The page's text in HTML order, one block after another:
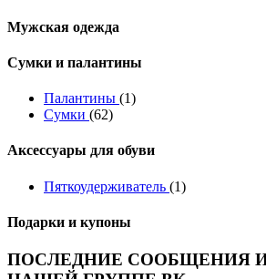
Мужская одежда
Сумки и палантины
Палантины (1)
Сумки (62)
Аксессуары для обуви
Пяткоудерживатель (1)
Подарки и купоны
ПОСЛЕДНИЕ СООБЩЕНИЯ